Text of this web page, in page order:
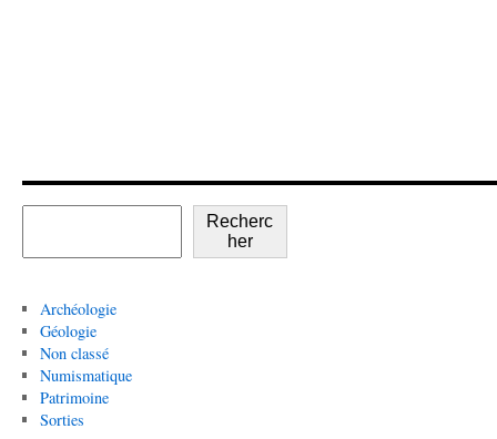
Recherc
her
Archéologie
Géologie
Non classé
Numismatique
Patrimoine
Sorties